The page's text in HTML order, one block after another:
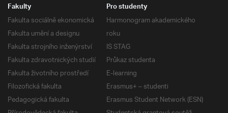
Fakulty
Fakulta sociálně ekonomická
Fakulta umění a designu
Fakulta strojního inženýrství
Fakulta zdravotnických studií
Fakulta životního prostředí
Filozofická fakulta
Pedagogická fakulta
Pro studenty
Harmonogram akademického
roku
IS STAG
Průkaz studenta
E-learning
Erasmus+ – studenti
Erasmus Student Network (ESN)